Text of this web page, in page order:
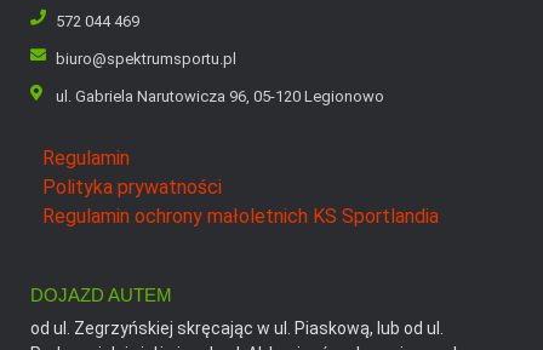
572 044 469
biuro@spektrumsportu.pl
ul. Gabriela Narutowicza 96, 05-120 Legionowo
Regulamin
Polityka prywatności
Regulamin ochrony małoletnich KS Sportlandia
DOJAZD AUTEM
od ul. Zegrzyńskiej skręcając w ul. Piaskową, lub od ul.